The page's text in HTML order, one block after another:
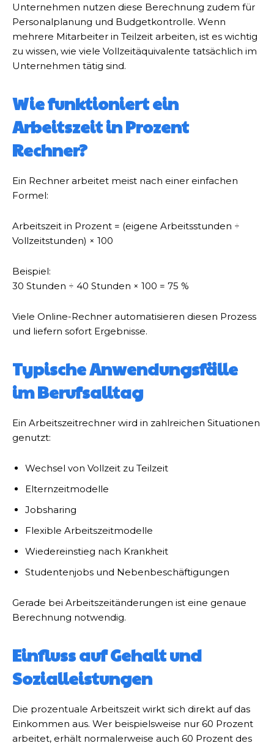
Unternehmen nutzen diese Berechnung zudem für
Personalplanung und Budgetkontrolle. Wenn
mehrere Mitarbeiter in Teilzeit arbeiten, ist es wichtig
zu wissen, wie viele Vollzeitäquivalente tatsächlich im
Unternehmen tätig sind.
Wie funktioniert ein
Arbeitszeit in Prozent
Rechner?
Ein Rechner arbeitet meist nach einer einfachen
Formel:
Arbeitszeit in Prozent = (eigene Arbeitsstunden ÷
Vollzeitstunden) × 100
Beispiel:
30 Stunden ÷ 40 Stunden × 100 = 75 %
Viele Online-Rechner automatisieren diesen Prozess
und liefern sofort Ergebnisse.
Typische Anwendungsfälle
im Berufsalltag
Ein Arbeitszeitrechner wird in zahlreichen Situationen
genutzt:
Wechsel von Vollzeit zu Teilzeit
Elternzeitmodelle
Jobsharing
Flexible Arbeitszeitmodelle
Wiedereinstieg nach Krankheit
Studentenjobs und Nebenbeschäftigungen
Gerade bei Arbeitszeitänderungen ist eine genaue
Berechnung notwendig.
Einfluss auf Gehalt und
Sozialleistungen
Die prozentuale Arbeitszeit wirkt sich direkt auf das
Einkommen aus. Wer beispielsweise nur 60 Prozent
arbeitet, erhält normalerweise auch 60 Prozent des